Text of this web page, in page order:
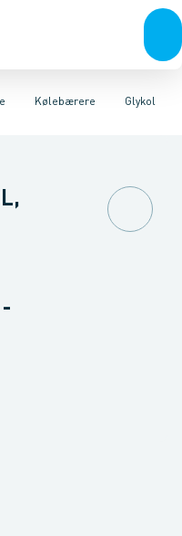
Fordampere
Kølebærere Glykol